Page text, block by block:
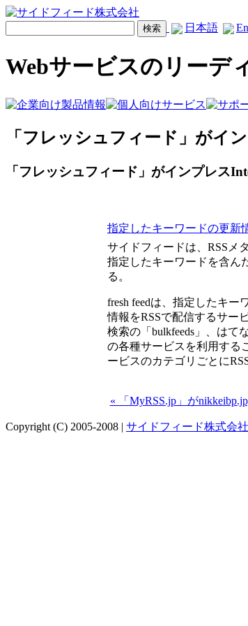
日本語
Webサービスのリーデ
「フレッシュフィード」がイ
「フレッシュフィード」がインプレス
指定したキーワードの更新
サイドフィードは、RSSメ
指定したキーワードを含ん
る。
fresh feedは、指定したキ
情報をRSSで配信するサー
検索の「bulkfeeds」、はて
の各種サービスを利用する
ービスのカテゴリごとに
« 「MyRSS.jp」が
Copyright (C) 2005-2008 | サイドフィード株式会社